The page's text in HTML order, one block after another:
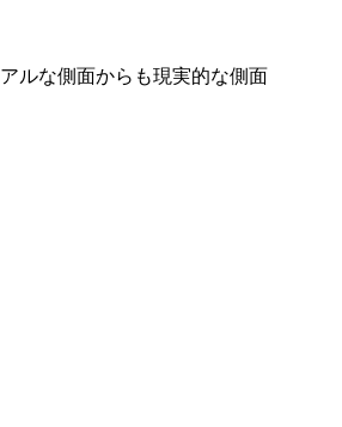
ルな側面からも現実的な側面